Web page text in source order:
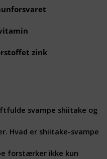
zink
svampe shiitake og
Hvad er shiitake-svampe
forstærker ikke kun